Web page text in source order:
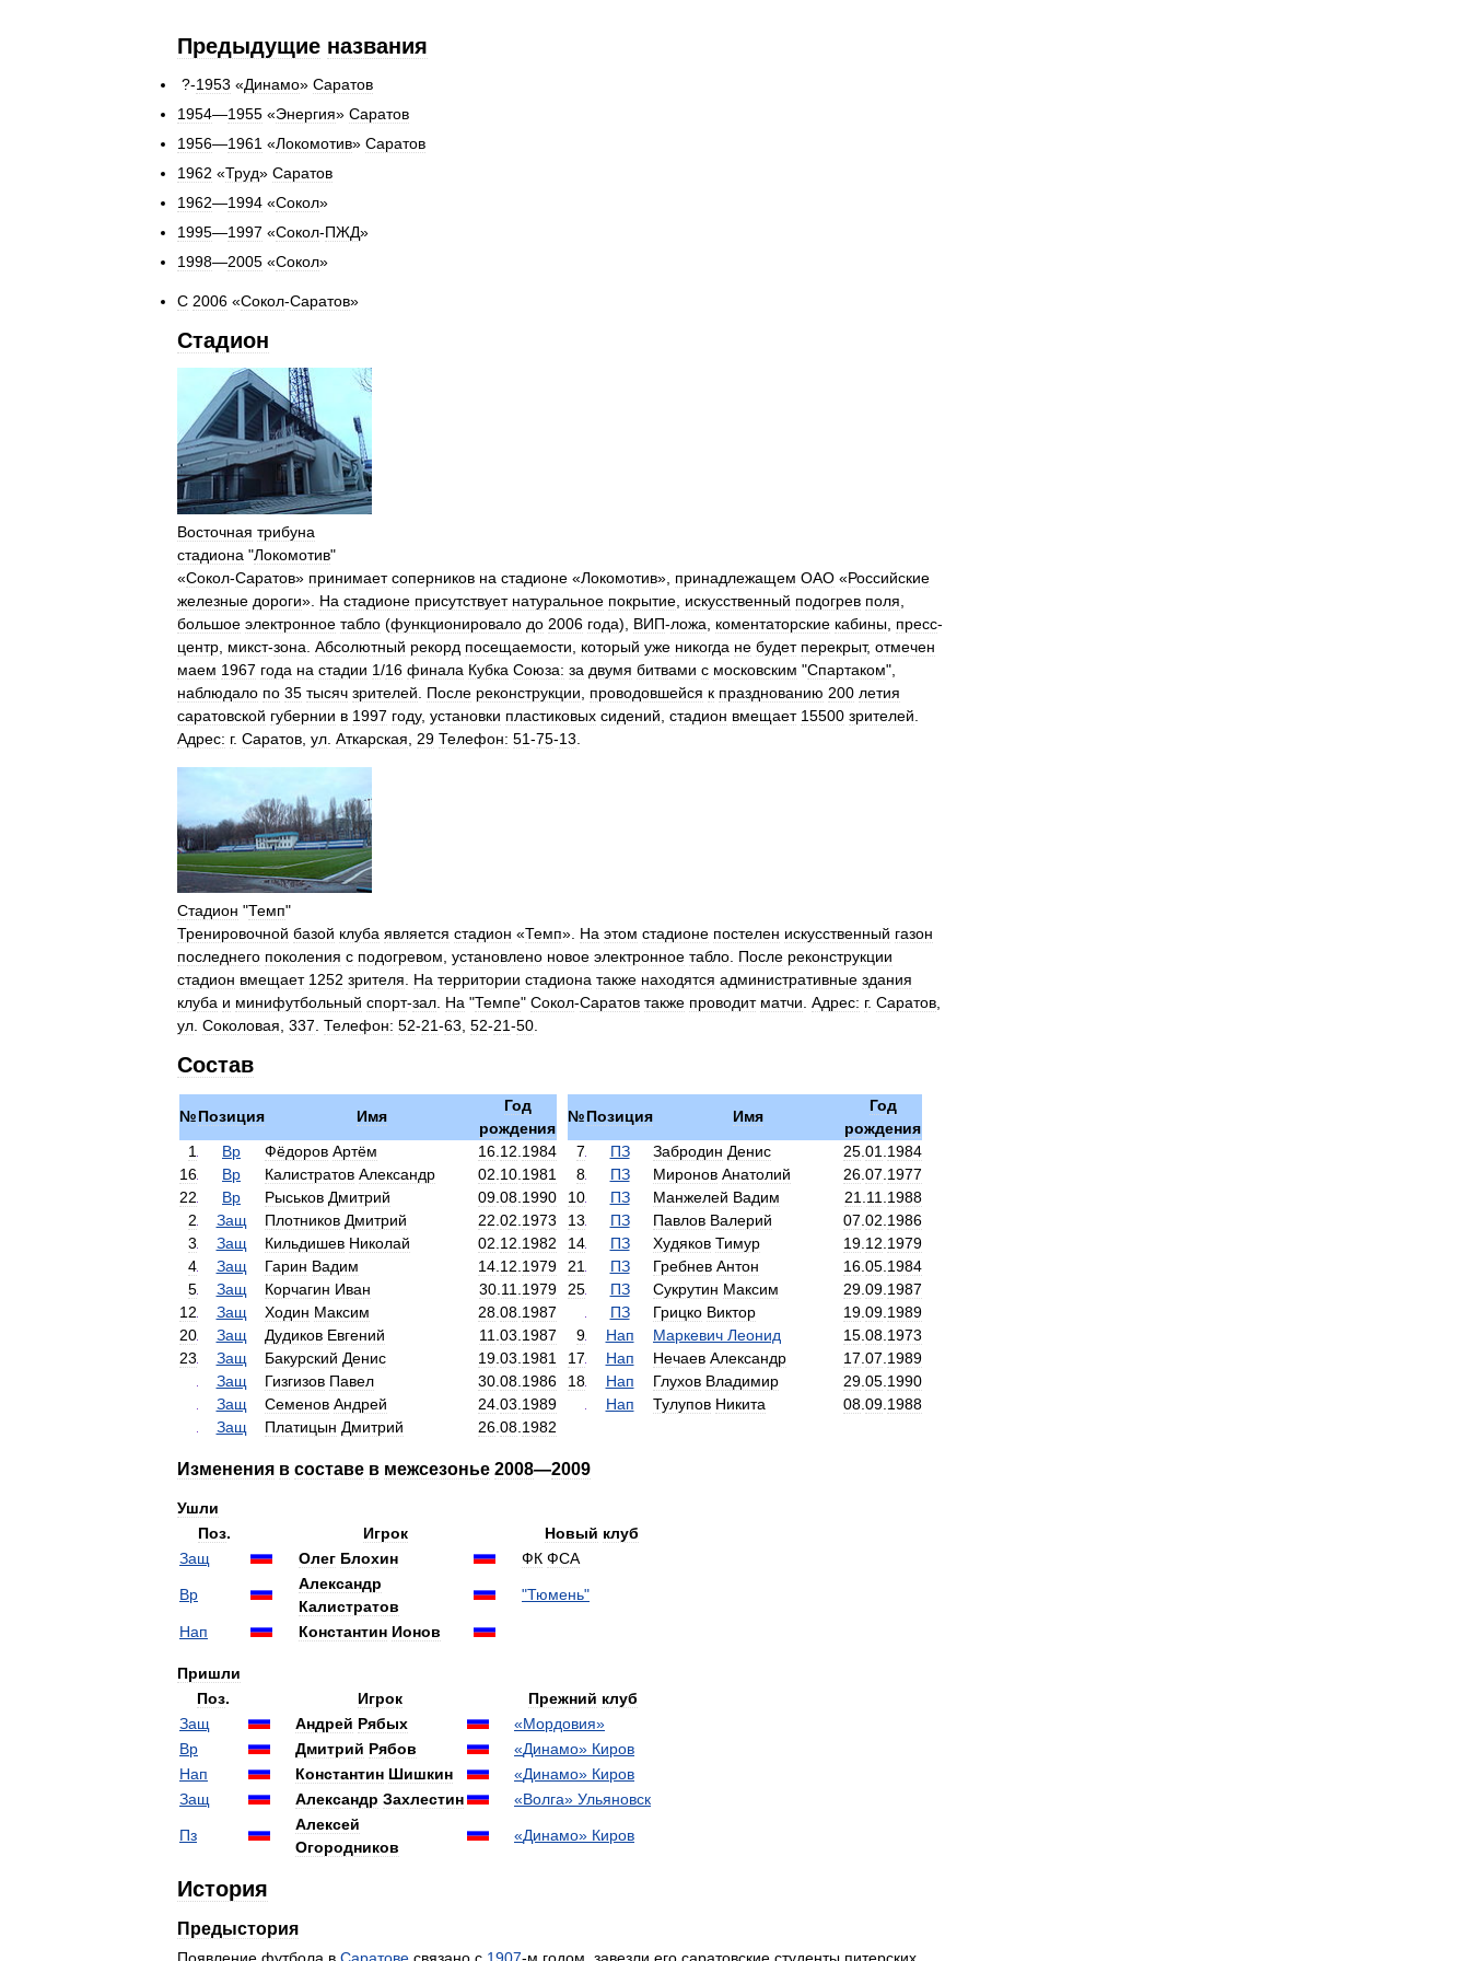
Предыдущие названия
?-1953 «Динамо» Саратов
1954—1955 «Энергия» Саратов
1956—1961 «Локомотив» Саратов
1962 «Труд» Саратов
1962—1994 «Сокол»
1995—1997 «Сокол-ПЖД»
1998—2005 «Сокол»
С 2006 «Сокол-Саратов»
Стадион
Восточная трибуна
стадиона "Локомотив"
«Сокол-Саратов» принимает соперников на стадионе «Локомотив», принадлежащем ОАО «Российские
железные дороги». На стадионе присутствует натуральное покрытие искусственный подогрев поля
большое электронное табло (функционировало до 2006 года), ВИП-ложа коментаторские кабины пресс-
центр микст-зона Абсолютный рекорд посещаемости который уже никогда не будет перекрыт, отмечен
маем 1967 года на стадии 1/16 финала Кубка Союза: за двумя битвами с московским "Спартаком",
наблюдало по 35 тысяч зрителей После реконструкции проводовшейся к празднованию 200 летия
саратовской губернии в 1997 году, установки пластиковых сидений стадион вмещает 15500 зрителей
Адрес: г. Саратов ул Аткарская 29 Телефон: 51-75-13
Стадион "Темп"
Тренировочной базой клуба является стадион «Темп». На этом стадионе постелен искусственный газон
последнего поколения с подогревом установлено новое электронное табло После реконструкции
стадион вмещает 1252 зрителя На территории стадиона также находятся административные здания
клуба и минифутбольный спорт-зал На "Темпе" Сокол-Саратов также проводит матчи Адрес: г. Саратов
ул Соколовая 337 Телефон: 52-21-63 52-21-50
Состав
№Позиция Имя
Год
рождения
1
Вр Фёдоров Артём 16 12 1984
16
Вр Калистратов Александр 02 10 1981
22
Вр Рыськов Дмитрий 09 08 1990
2
Защ Плотников Дмитрий 22 02 1973
3
Защ Кильдишев Николай 02 12 1982
4
Защ Гарин Вадим 14 12 1979
5
Защ Корчагин Иван 30. 11 1979
12
Защ Ходин Максим 28 08 1987
20
Защ Дудиков Евгений 11 03 1987
23
Защ Бакурский Денис 19 03 1981
Защ
Гизгизов Павел 30 08 1986
Защ
Семенов Андрей 24 03 1989
Защ
Платицын Дмитрий 26 08 1982
№Позиция Имя
Год
рождения
7
ПЗ Забродин Денис 25 01 1984
8
ПЗ Миронов Анатолий 26 07 1977
10
ПЗ Манжелей Вадим 21 11 1988
13
ПЗ Павлов Валерий 07 02 1986
14
ПЗ Худяков Тимур 19 12 1979
21
ПЗ Гребнев Антон 16 05 1984
25
ПЗ Сукрутин Максим 29 09 1987
ПЗ
Грицко Виктор 19 09 1989
9
Нап Маркевич Леонид 15 08 1973
17
Нап Нечаев Александр 17 07 1989
18
Нап Глухов Владимир 29 05 1990
Нап
Тулупов Никита 08 09 1988
Изменения в составе в межсезонье 2008—2009
Ушли
Поз. Игрок Новый клуб
Защ
Олег Блохин ФК ФСА
Вр
Александр
Калистратов
"Тюмень"
Нап Константин Ионов
Пришли
Поз. Игрок Прежний клуб
Защ
Андрей Рябых «Мордовия»
Вр
Дмитрий Рябов «Динамо» Киров
Нап
Константин Шишкин «Динамо» Киров
Защ
Александр Захлестин «Волга» Ульяновск
Пз
Алексей
Огородников
«Динамо» Киров
История
Предыстория
Появление футбола в Саратове связано с 1907-м годом завезли его саратовские студенты питерских